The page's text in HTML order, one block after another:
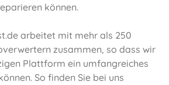
können.
arbeitet mit mehr als 250
zusammen, so dass wir
Plattform ein umfangreiches
So finden Sie bei uns